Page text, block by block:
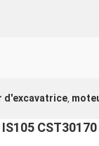
d'excavatrice,
IS105